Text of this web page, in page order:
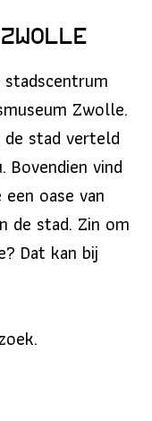
Zwolle
Zwolle.
de stad verteld
Bovendien vind
oase van
de stad. Zin om
Dat kan bij